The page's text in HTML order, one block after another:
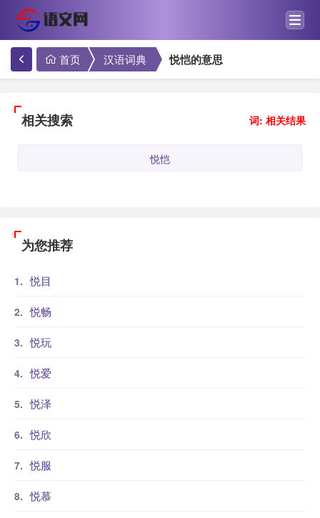
首页 汉语词典 悦恺的意思
相关搜索 词: 相关结果
悦恺
为您推荐
悦目
悦畅
悦玩
悦爱
悦泽
悦欣
悦服
悦慕